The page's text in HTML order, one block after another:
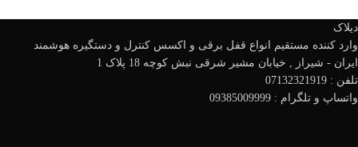
دیلاک
وارد کننده مستقیم انواع قفل برقی و اکسس کنترل و دستگیره هوشمند
ایران - شیراز , خیابان مشیر شرقی نبش کوچه 18 پلاک 1
تلفن : 07132321919
واتساپ و تلگرام : 09385009999